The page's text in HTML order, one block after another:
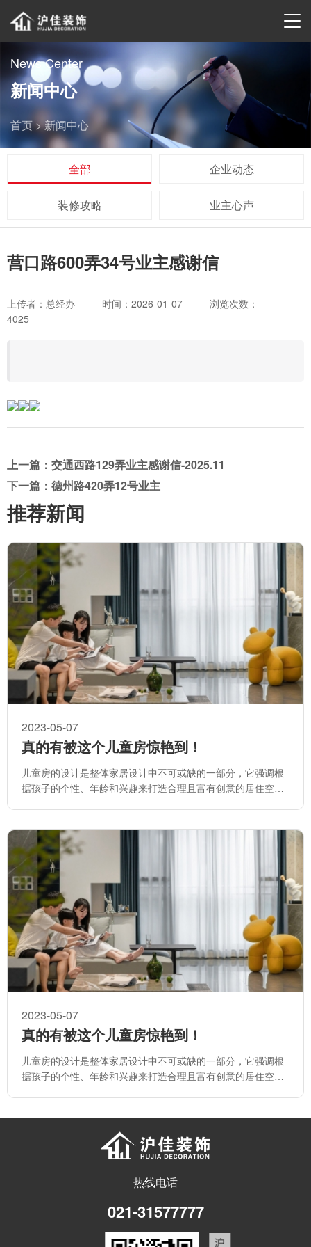
News Center
新闻中心
首页 >新闻中心
全部 企业动态
装修攻略 业主心声
营口路600弄34号业主感谢信
上传者：总经办 时间：2026-01-07
浏览次数：
4025
上一篇：交通西路129弄业主感谢信-2025.11
下一篇：德州路420弄12号业主
推荐新闻
2023-05-07
真的有被这个儿童房惊艳到！
儿童房的设计是整体家居设计中不可或缺的一部分，它强调根
据孩子的个性、年龄和兴趣来打造合理且富有创意的居住空
2023-05-07
真的有被这个儿童房惊艳到！
儿童房的设计是整体家居设计中不可或缺的一部分，它强调根
据孩子的个性、年龄和兴趣来打造合理且富有创意的居住空
热线电话
021-31577777